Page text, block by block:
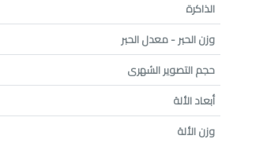
الذاكرة
وزن الحبر - معدل الحبر
حجم التصوير الشهرى
أبعاد الألة
وزن الألة